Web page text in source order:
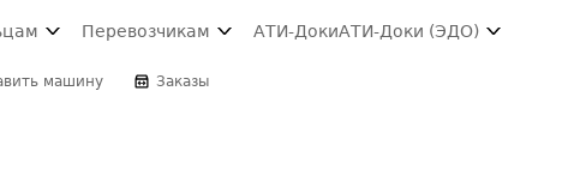
Перевозчикам АТИ-ДокиАТИ-Доки (ЭДО)
машину Заказы